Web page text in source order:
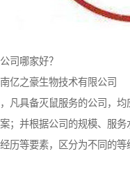
司哪家好？
亿之豪生物技术有限公司
凡具备灭鼠服务的公司，均
；并根据公司的规模、服务
历等要素，区分为不同的等